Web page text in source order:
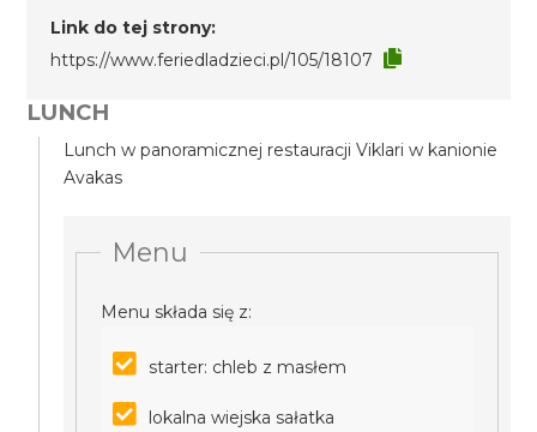
Link do tej strony:
https://www.feriedladzieci.pl/105/18107
LUNCH
Lunch w panoramicznej restauracji Viklari w kanionie
Avakas
Menu
Menu składa się z:
starter: chleb z masłem
lokalna wiejska sałatka